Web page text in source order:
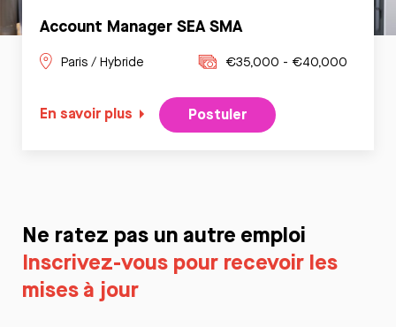
Account Manager SEA SMA
Paris / Hybride €35,000 - €40,000
En savoir plus Postuler
Ne ratez pas un autre emploi
Inscrivez-vous pour recevoir les
mises à jour